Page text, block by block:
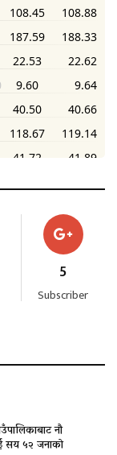
5
Subscriber
नौ
सय ५२ जनाकाे